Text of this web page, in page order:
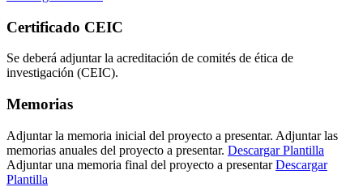
Certificado CEIC
Se deberá adjuntar la acreditación de comités de ética de
investigación (CEIC).
Memorias
Adjuntar la memoria inicial del proyecto a presentar. Adjuntar las
memorias anuales del proyecto a presentar. Descargar Plantilla
Adjuntar una memoria final del proyecto a presentarDescargar
Plantilla